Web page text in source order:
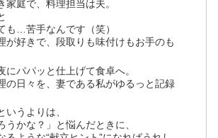
家庭で、料理担当は夫。
も…苦手なんです（笑）
が好きで、段取りも味付けもお手のも
にパパッと仕上げて食卓へ。
の日々を、妻である私がゆるっと記録
いうよりは、
うかな？」と悩んだときに、